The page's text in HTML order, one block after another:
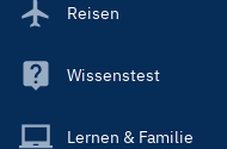
Reisen
Wissenstest
Lernen & Familie